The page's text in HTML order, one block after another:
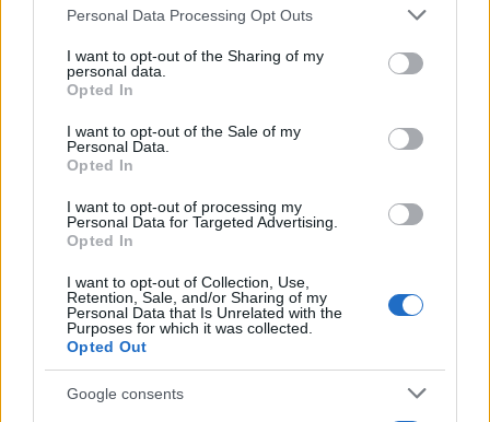
Please note that this website/app uses one or more Google
not limited to your visit or usage behaviour. You may click to
grant or deny consent to Google and its third-party tags to
use your data for below specified purposes in below Google
consent section.
Personal Data Processing Opt Outs
I want to opt-out of the Sharing of my
personal data.
Opted In
I want to opt-out of the Sale of my
Personal Data.
Opted In
I want to opt-out of processing my
Personal Data for Targeted Advertising.
Opted In
I want to opt-out of Collection, Use,
Retention, Sale, and/or Sharing of my
Personal Data that Is Unrelated with the
Purposes for which it was collected.
Opted Out
Google consents
Continua a leggere
NEWS E ATTUALITÀ